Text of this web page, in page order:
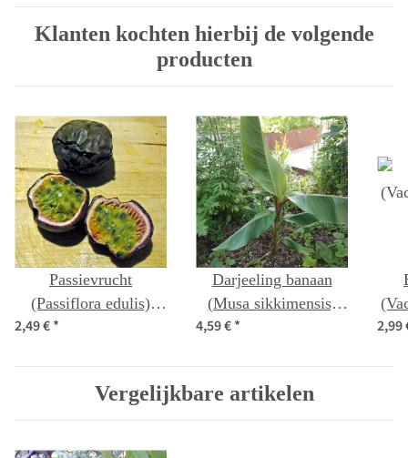
Klanten kochten hierbij de volgende
producten
Passievrucht
(Passiflora edulis)
2,49 €*
Darjeeling banaan
(Musa sikkimensis)
4,59 €* 2,99
Vergelijkbare artikelen